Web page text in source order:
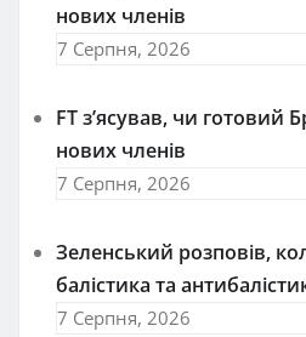
нових членів
7 Серпня, 2026
FT зʼясував, чи готовий
нових членів
7 Серпня, 2026
Зеленський розповів,
балістика та
7 Серпня, 2026